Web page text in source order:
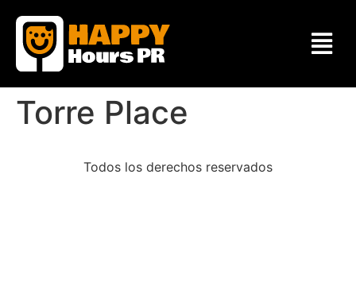
Torre Place
Todos los derechos reservados